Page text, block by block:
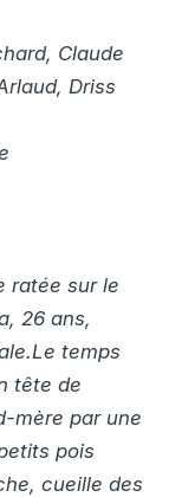
Claude
Driss
ratée sur le
26 ans,
temps
tête de
mère par une
pois
cueille des